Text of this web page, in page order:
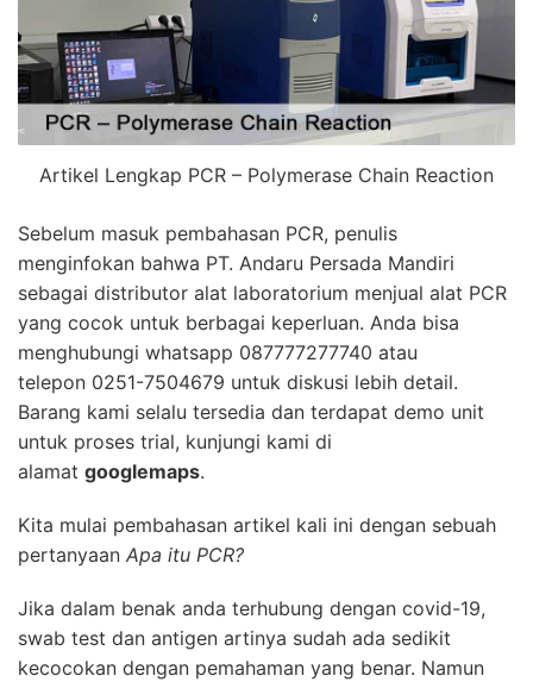
Artikel Lengkap PCR – Polymerase Chain Reaction
Sebelum masuk pembahasan PCR, penulis
menginfokan bahwa PT. Andaru Persada Mandiri
sebagai distributor alat laboratorium menjual alat PCR
yang cocok untuk berbagai keperluan. Anda bisa
menghubungi whatsapp 087777277740 atau
telepon 0251-7504679 untuk diskusi lebih detail.
Barang kami selalu tersedia dan terdapat demo unit
untuk proses trial, kunjungi kami di
alamat googlemaps.
Kita mulai pembahasan artikel kali ini dengan sebuah
pertanyaan Apa itu PCR?
Jika dalam benak anda terhubung dengan covid-19,
swab test dan antigen artinya sudah ada sedikit
kecocokan dengan pemahaman yang benar. Namun